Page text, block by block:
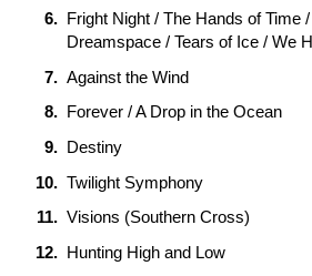
Fright Night / The Hands of Time
Dreamspace / Tears of Ice / We
Against the Wind
Forever / A Drop in the Ocean
Destiny
Twilight Symphony
Visions (Southern Cross)
Hunting High and Low